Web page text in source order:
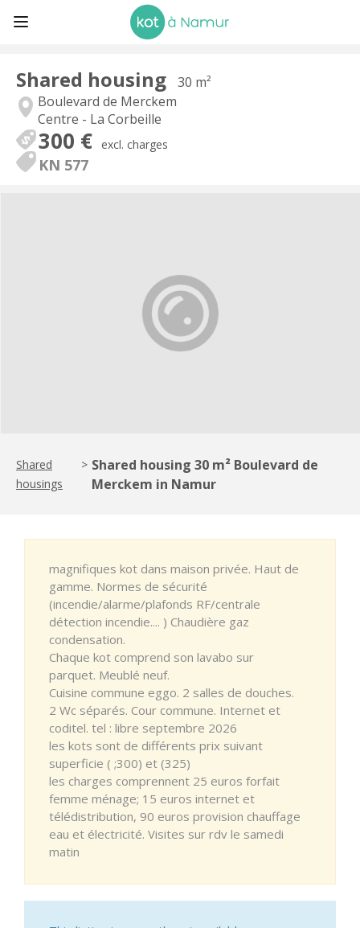
Shared housing
30 m²
Boulevard de Merckem
Centre - La Corbeille
300 € excl. charges
KN 577
Shared
housings
> Shared housing 30 m² Boulevard de
Merckem in Namur
magnifiques kot dans maison privée. Haut de
gamme. Normes de sécurité
(incendie/alarme/plafonds RF/centrale
détection incendie.... ) Chaudière gaz
condensation.
Chaque kot comprend son lavabo sur
parquet. Meublé neuf.
Cuisine commune eggo. 2 salles de douches.
2 Wc séparés. Cour commune. Internet et
coditel. tel : libre septembre 2026
les kots sont de différents prix suivant
superficie ( ;300) et (325)
les charges comprennent 25 euros forfait
femme ménage; 15 euros internet et
télédistribution, 90 euros provision chauffage
eau et électricité. Visites sur rdv le samedi
matin